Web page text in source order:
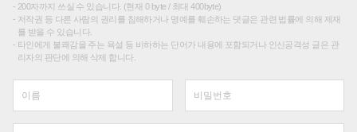
200자까지 쓰실 수 있습니다. (현재 0 byte / 최대 400byte)
저작권 등 다른 사람의 권리를 침해하거나 명예를 훼손하는 댓글은 관련 법률에 의해 제재
를 받을 수 있습니다.
타인에게 불쾌감을 주는 욕설 등 비하하는 단어가 내용에 포함되거나 인신공격성 글은 관
리자의 판단에 의해 삭제 합니다.